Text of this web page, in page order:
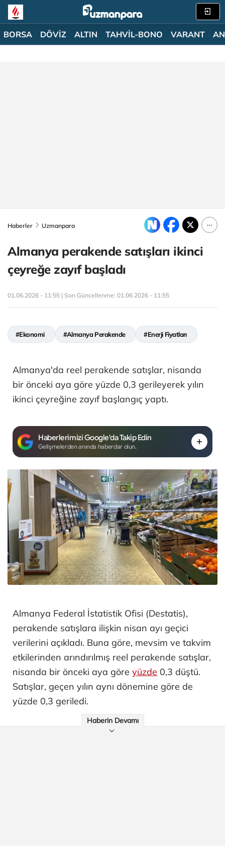
BORSA DÖVİZ ALTIN TAHVİL-BONO VARANT
Haberler Uzmanpara
Almanya perakende satışları ikinci
çeyreğe zayıf başladı
01.06.2026 - 11:55 | Son Güncellenme: 01.06.2026 - 11:55
#Ekonomi #Almanya Perakende #Enerji Fiyatları
Almanya'da reel perakende satışlar, nisanda
bir önceki aya göre yüzde 0,3 gerileyerek yılın
ikinci çeyreğine zayıf başlangıç yaptı.
Haberlerimizi Google'da Takip Edin
Gelişmelerden anında haberdar olun.
Almanya Federal İstatistik Ofisi (Destatis),
perakende satışlara ilişkin nisan ayı geçici
verilerini açıkladı. Buna göre, mevsim ve takvim
etkilerinden arındırılmış reel perakende satışlar,
nisanda bir önceki aya göre yüzde 0,3 düştü.
Satışlar, geçen yılın aynı dönemine göre de
yüzde 0,3 geriledi.
Haberin Devamı